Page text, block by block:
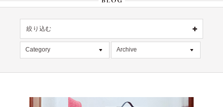
絞り込む
OFFICIAL 銀座
Category Archive